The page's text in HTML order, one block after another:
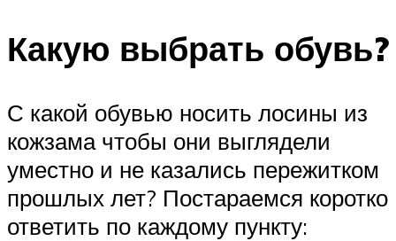
Какую выбрать обувь?
С какой обувью носить лосины из
кожзама чтобы они выглядели
уместно и не казались пережитком
прошлых лет? Постараемся коротко
ответить по каждому пункту: